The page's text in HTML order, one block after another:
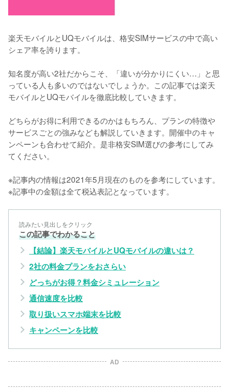
楽天モバイルとUQモバイルは、格安SIMサービスの中で高い
シェア率を誇ります。
知名度が高い2社だからこそ、「違いが分かりにくい…」と思
っている人も多いのではないでしょうか。この記事では楽天
モバイルとUQモバイルを徹底比較していきます。
どちらがお得に利用できるのかはもちろん、プランの特徴や
サービスごとの強みなども解説していきます。開催中のキャ
ンペーンも合わせて紹介。是非格安SIM選びの参考にしてみ
てください。
※記事内の情報は2021年5月現在のものを参考にしています。
※記事中の金額は全て税込表記となっています。
読みたい見出しをクリック
この記事でわかること
【結論】楽天モバイルとUQモバイルの違いは？
2社の料金プランをおさらい
どっちがお得？料金シミュレーション
通信速度を比較
取り扱いスマホ端末を比較
キャンペーンを比較
AD